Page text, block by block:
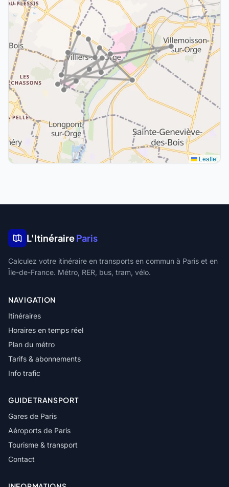
Leaflet
L'ItinéraireParis
Calculez votre itinéraire en transports en commun à Paris et en
Île-de-France. Métro, RER, bus, tram, vélo.
NAVIGATION
Itinéraires
Horaires en temps réel
Plan du métro
Tarifs & abonnements
Info trafic
GUIDE TRANSPORT
Gares de Paris
Aéroports de Paris
Tourisme & transport
Contact